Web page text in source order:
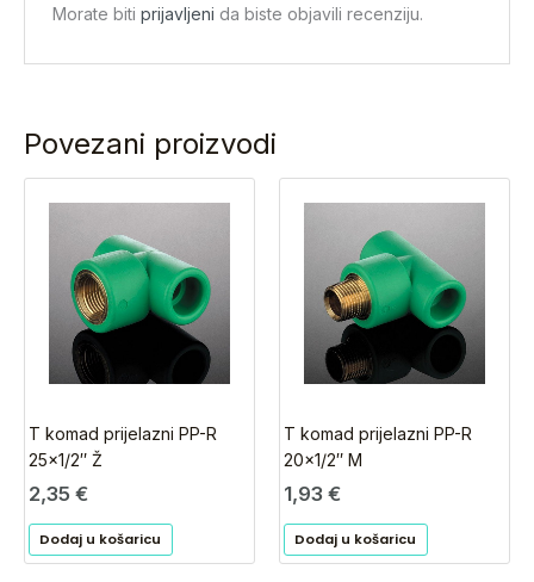
Morate bitiprijavljeni da biste objavili recenziju.
Povezani proizvodi
T komad prijelazni PP-R
25×1/2″ Ž
2,35 €
Dodaj u košaricu
T komad prijelazni PP-R
20×1/2″ M
1,93 €
Dodaj u košaricu